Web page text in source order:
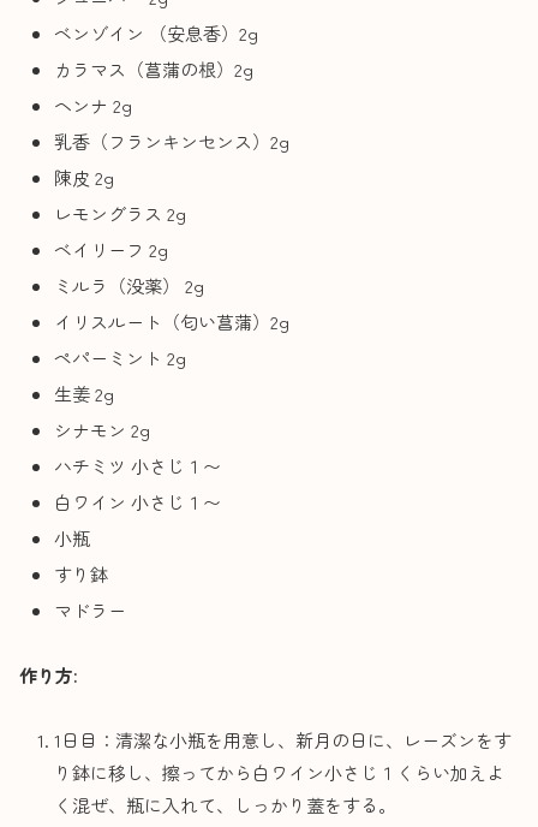
ベンゾイン （安息香）2g
カラマス（菖蒲の根）2g
ヘンナ 2g
乳香（フランキンセンス）2g
陳皮 2g
レモングラス 2g
ベイリーフ 2g
ミルラ（没薬） 2g
イリスルート（匂い菖蒲）2g
ペパーミント 2g
生姜 2g
シナモン 2g
ハチミツ 小さじ１〜
白ワイン 小さじ１〜
小瓶
すり鉢
マドラー
作り方:
1日目：清潔な小瓶を用意し、新月の日に、レーズンをす
り鉢に移し、擦ってから白ワイン小さじ１くらい加えよ
く混ぜ、瓶に入れて、しっかり蓋をする。